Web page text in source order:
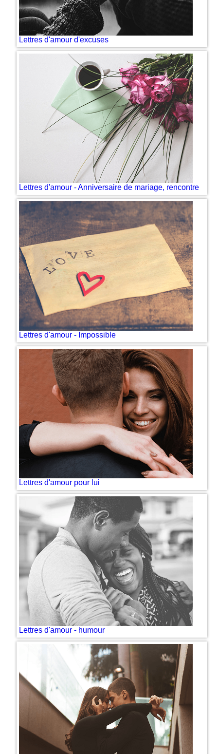
Lettres d'amour d'excuses
Lettres d'amour - Anniversaire de mariage, rencontre
Lettres d'amour - Impossible
Lettres d'amour pour lui
Lettres d'amour - humour